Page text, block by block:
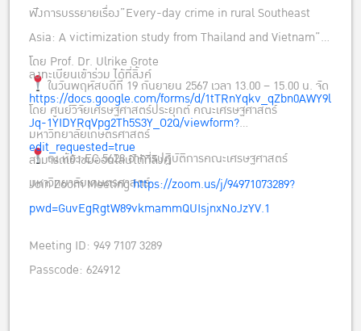
ฟังการบรรยายเรื่อง”Every-day crime in rural Southeast
Asia: A victimization study from Thailand and Vietnam”
โดย Prof. Dr. Ulrike Grote
ในวันพฤหัสบดีที่ 19 กันยายน 2567 เวลา 13.00 – 15.00 น. จัด
โดย ศูนย์วิจัยเศรษฐศาสตร์ประยุกต์ คณะเศรษฐศาสตร์
มหาวิทยาลัยเกษตรศาสตร์
ณ ห้อง EC 5628 อาคารปฎิบัติการคณะเศรษฐศาสตร์
มหาวิทยาลัยเกษตรศาสตร์
ลงทะเบียนเข้าร่วม ได้ที่ลิ้งค์
https://docs.google.com/forms/d/1tTRnYqkv_qZbn0AWY9l
Jq-1YIDYRqVpg2Th5S3Y_O2Q/viewform?
edit_requested=true
สามารถเข้าชมออนไลน์ได้ที่ลิงค์
Join Zoom Meetinghttps://zoom.us/j/94971073289?
pwd=GuvEgRgtW89vkmammQUIsjnxNoJzYV.1
Meeting ID: 949 7107 3289
Passcode: 624912